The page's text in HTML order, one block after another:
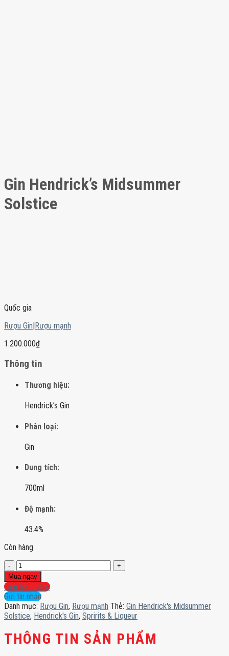
Gin Hendrick’s Midsummer
Solstice
Quốc gia
Rượu Gin|Rượu mạnh
1.200.000₫
Thông tin
Thương hiệu:
Hendrick’s Gin
Phân loại:
Gin
Dung tích:
700ml
Độ mạnh:
43.4%
Còn hàng
Gin
Hendrick's
Midsummer
Solstice
số
lượng
Mua ngay
Liên hệ hotline
Gửi tin nhắn
Danh mục: Rượu Gin, Rượu mạnh Thẻ: Gin Hendrick's Midsummer
Solstice, Hendrick's Gin, Spririts & Liqueur
THÔNG TIN SẢN PHẨM